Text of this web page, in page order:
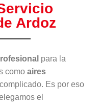
Ardoz
para la
como aires
Es por eso
el